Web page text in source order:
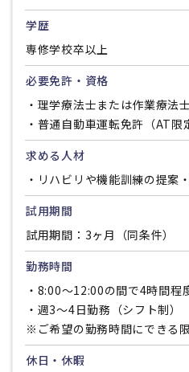
学歴
専修学校卒以上
必要免許・資格
・理学療法士または作業療法
・普通自動車運転免許（AT限
求める人材
・リハビリや機能訓練の提案
試用期間
試用期間：3ヶ月（同条件）
勤務時間
・8:00〜12:00の間で4時間程
・週3〜4日勤務（シフト制）
※ご希望の勤務時間にできる
休日・休暇